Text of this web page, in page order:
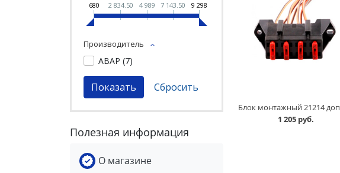
680 2 834.50 4 989 7 143.50 9 298
Производитель
АВАР (7)
Полезная информация
О магазине
1 205 руб.